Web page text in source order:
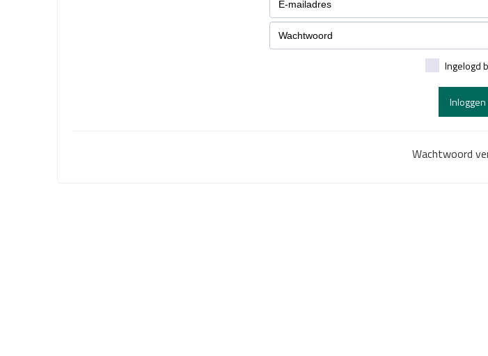
Ingelogd
Inloggen
Wachtwoord